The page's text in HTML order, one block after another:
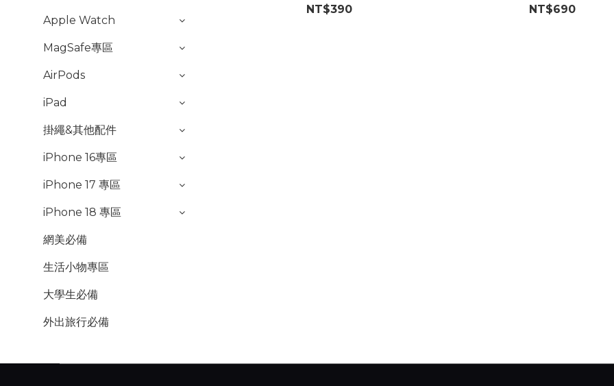
Apple Watch
MagSafe專區
AirPods
iPad
掛繩&其他配件
iPhone 16專區
iPhone 17 專區
iPhone 18 專區
網美必備
生活小物專區
大學生必備
外出旅行必備
NT$390 NT$690